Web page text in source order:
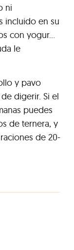
ni
incluido en su
con yogur…
le
y pavo
digerir. Si el
puedes
de ternera, y
de 20-